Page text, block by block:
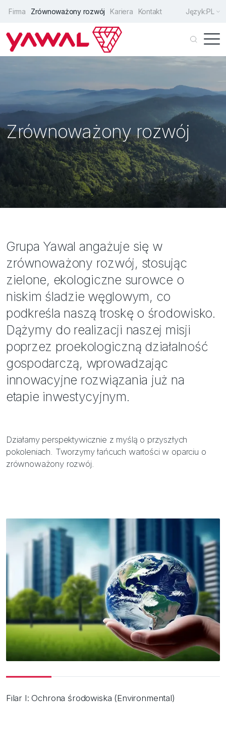
Firma Zrównoważony rozwój Kariera Kontakt Język:PL
Producenci
Drzwi wejściowe
Okna
Drzwi przesuwne
Fasady
Rozwiązania uzupełniające
Inspiracje
Zrównoważony rozwój
Grupa Yawal angażuje się w
zrównoważony rozwój, stosując
zielone, ekologiczne surowce o
niskim śladzie węglowym, co
podkreśla naszą troskę o środowisko.
Dążymy do realizacji naszej misji
poprzez proekologiczną działalność
gospodarczą, wprowadzając
innowacyjne rozwiązania już na
etapie inwestycyjnym.
Działamy perspektywicznie z myślą o przyszłych
pokoleniach. Tworzymy łańcuch wartości w oparciu o
zrównoważony rozwój.
Filar I: Ochrona środowiska (Environmental)